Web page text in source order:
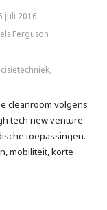
juli 2016
Ferguson
cleanroom volgens
tech new venture
toepassingen.
mobiliteit, korte